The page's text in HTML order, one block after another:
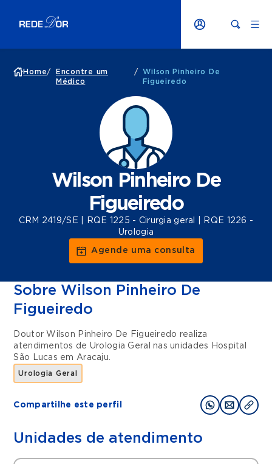
Home/
Encontre um
Médico
/
Wilson Pinheiro De
Figueiredo
Wilson Pinheiro De
Figueiredo
CRM 2419/SE | RQE 1225 - Cirurgia geral | RQE 1226 -
Urologia
Agende uma consulta
Sobre Wilson Pinheiro De
Figueiredo
Doutor Wilson Pinheiro De Figueiredo realiza
atendimentos de Urologia Geral nas unidades
Hospital
São Lucas emAracaju.
Urologia Geral
Compartilhe este perfil
Unidades de atendimento